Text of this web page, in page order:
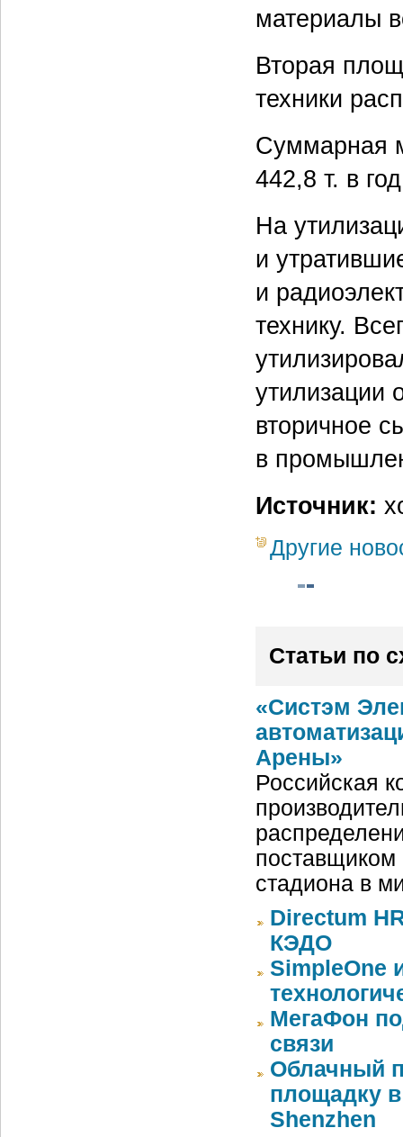
материалы
Вторая
техники
Суммарная
442,8 т. в
На
и
и
технику.
утилизации
вторичное
в
Источник:
Другие
Статьи по
«Систэм
Арены»
Российская
поставщиком
стадиона в
Directum
КЭДО
SimpleOne
МегаФон
связи
Облачный
площадку в
Shenzhen